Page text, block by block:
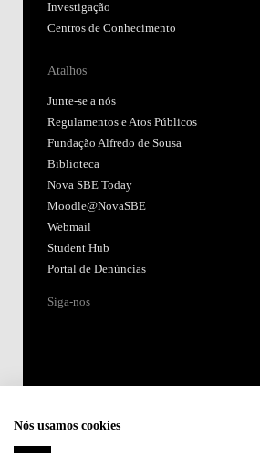
Investigação
Centros de Conhecimento
Atalhos
Junte-se a nós
Regulamentos e Atos Públicos
Fundação Alfredo de Sousa
Biblioteca
Nova SBE Today
Moodle@NovaSBE
Webmail
Student Hub
Portal de Denúncias
Siga-nos
Nós usamos cookies